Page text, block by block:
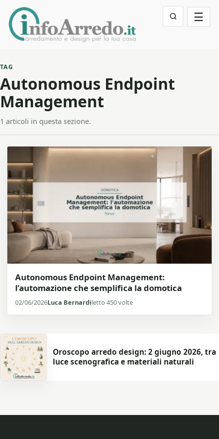
☰
TAG
Autonomous Endpoint
Management
1 articoli in questa sezione.
Autonomous Endpoint Management:
l’automazione che semplifica la domotica
02/06/2026Luca Bernardiletto 450 volte
Oroscopo arredo design: 2 giugno 2026, tra
luce scenografica e materiali naturali